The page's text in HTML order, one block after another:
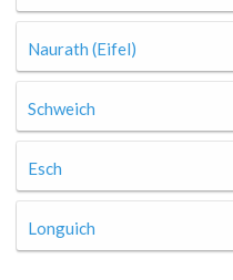
Naurath (Eifel)
Schweich
Esch
Longuich